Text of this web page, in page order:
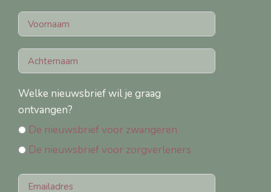
Welke nieuwsbrief wil je graag
ontvangen?
De nieuwsbrief voor zwangeren
De nieuwsbrief voor zorgverleners